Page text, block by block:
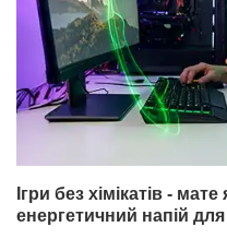
Ігри без хімікатів -
енергетичний напій